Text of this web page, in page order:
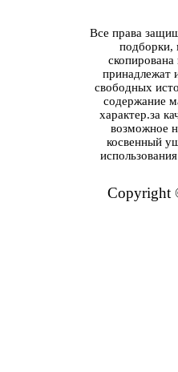
Все права
подборки,
принадлежат
свободных
содержание
характер.за
возможное
косвенный
Copyright